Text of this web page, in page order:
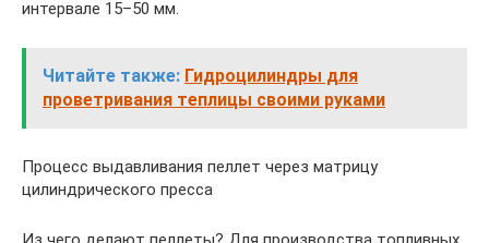
интервале 15–50 мм.
Читайте также: Гидроцилиндры для
проветривания теплицы своими руками
Процесс выдавливания пеллет через матрицу
цилиндрического пресса